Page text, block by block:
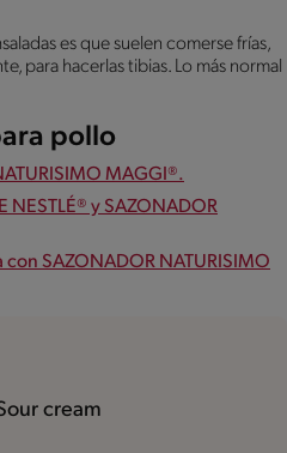
es que suelen comerse frías,
para hacerlas tibias. Lo más normal
pollo
MAGGI®.
NESTLÉ® y SAZONADOR
SAZONADOR NATURISIMO
cream